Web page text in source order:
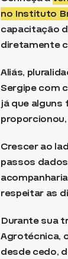
no Instituto
capacitação
diretamente
Aliás,
Sergipe com
já que alguns
Crescer ao
passos
respeitar as
Durante sua
Agrotécnica,
desde cedo,